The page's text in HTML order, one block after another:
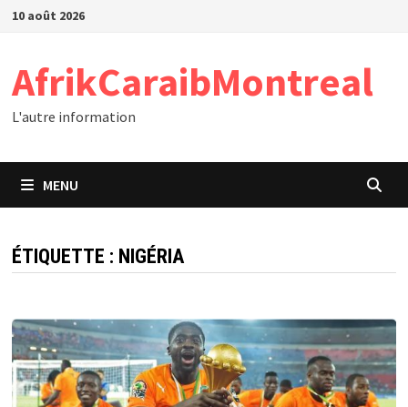
Passer
10 août 2026
AfrikCaraibMontreal
L'autre information
MENU
ÉTIQUETTE : NIGÉRIA